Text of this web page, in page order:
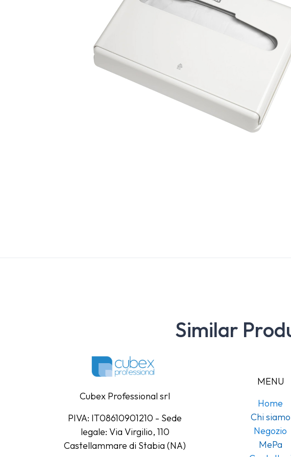
Similar
Cubex Professional srl
PIVA: IT08610901210 - Sede
legale: Via Virgilio, 110
Castellammare di Stabia (NA)
MENU
Home
Chi siamo
Negozio
MePa